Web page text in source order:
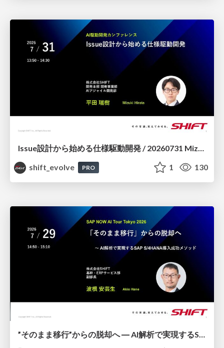
shift_evolve
PRO 1 130
”そのまま移行”からの脱却へ ― AI解析で実現するSAP S/4HANA導入成功メソッド / 20260729 Akio Hane